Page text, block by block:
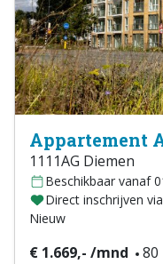
Appartement
1111AG Diemen
Beschikbaar vanaf
Direct inschrijven
Nieuw
€ 1.669,- /mnd 80